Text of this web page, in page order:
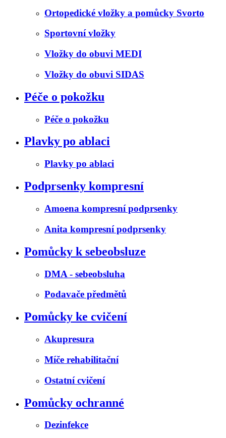
Ortopedické vložky a pomůcky Svorto
Sportovní vložky
Vložky do obuvi MEDI
Vložky do obuvi SIDAS
Péče o pokožku
Péče o pokožku
Plavky po ablaci
Plavky po ablaci
Podprsenky kompresní
Amoena kompresní podprsenky
Anita kompresní podprsenky
Pomůcky k sebeobsluze
DMA - sebeobsluha
Podavače předmětů
Pomůcky ke cvičení
Akupresura
Míče rehabilitační
Ostatní cvičení
Pomůcky ochranné
Dezinfekce